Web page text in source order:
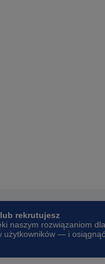
rekrutujesz
naszym rozwiązaniom dla
użytkowników — i osiągnąć